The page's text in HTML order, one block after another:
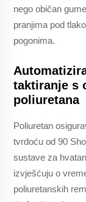
nego običan
pranjima pod
pogonima.
taktiranje s
poliuretana
Poliuretan
tvrdoću od 90
sustave za
izvješćuju o
poliuretanskih